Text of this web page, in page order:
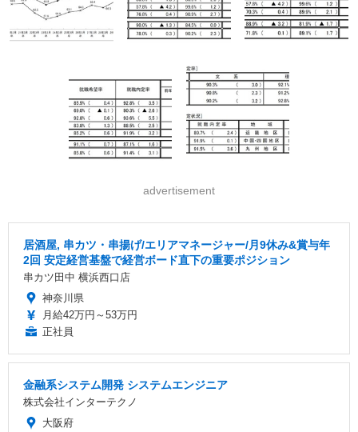
advertisement
居酒屋, 串カツ・串揚げ/エリアマネージャー/月9休み&賞与年
2回 安定経営基盤で経営ボード直下の重要ポジション
串カツ田中 横浜西口店
神奈川県
月給42万円～53万円
正社員
金融系システム開発 システムエンジニア
株式会社インターテクノ
大阪府